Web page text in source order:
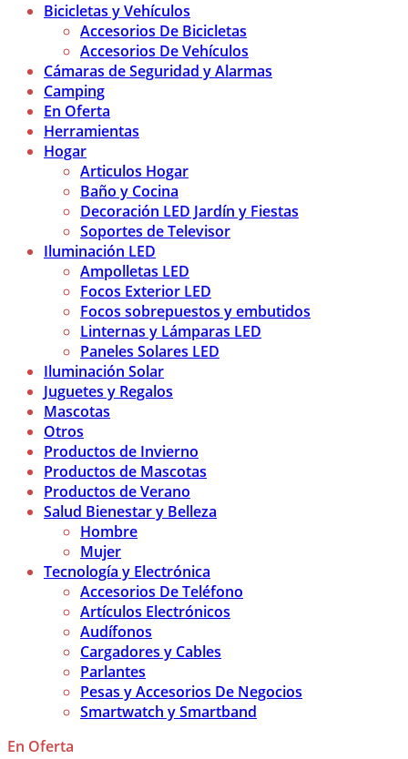
Bicicletas y Vehículos
Accesorios De Bicicletas
Accesorios De Vehículos
Cámaras de Seguridad y Alarmas
Camping
En Oferta
Herramientas
Hogar
Articulos Hogar
Baño y Cocina
Decoración LED Jardín y Fiestas
Soportes de Televisor
Iluminación LED
Ampolletas LED
Focos Exterior LED
Focos sobrepuestos y embutidos
Linternas y Lámparas LED
Paneles Solares LED
Iluminación Solar
Juguetes y Regalos
Mascotas
Otros
Productos de Invierno
Productos de Mascotas
Productos de Verano
Salud Bienestar y Belleza
Hombre
Mujer
Tecnología y Electrónica
Accesorios De Teléfono
Artículos Electrónicos
Audífonos
Cargadores y Cables
Parlantes
Pesas y Accesorios De Negocios
Smartwatch y Smartband
En Oferta